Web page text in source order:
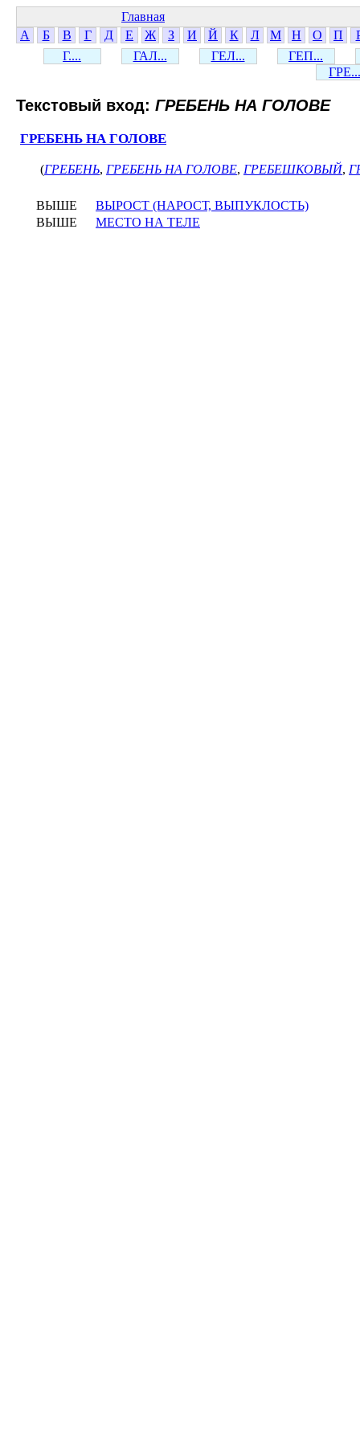
Главная
А
Б В Г Д Е Ж З И Й К Л М Н О П
Г....
ГАЛ... ГЕЛ...
ГЕП...
ГРЕ...
Текстовый вход: ГРЕБЕНЬ НА ГОЛОВЕ
ГРЕБЕНЬ НА ГОЛОВЕ
(ГРЕБЕНЬ, ГРЕБЕНЬ НА ГОЛОВЕ, ГРЕБЕШКОВЫЙ,
ВЫШЕ
ВЫРОСТ (НАРОСТ, ВЫПУКЛОСТЬ)
ВЫШЕ
МЕСТО НА ТЕЛЕ